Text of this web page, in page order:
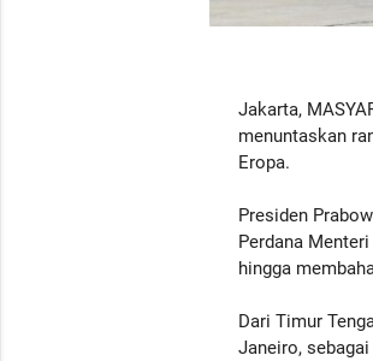
Jakarta,
menuntaskan
Eropa.
Presiden
Perdana
hingga
Dari Timur
Janeiro,